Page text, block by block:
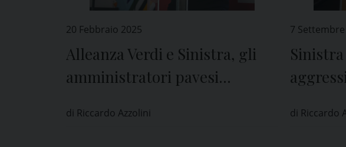
20 Febbraio 2025
Alleanza Verdi e Sinistra, gli
amministratori pavesi
di Riccardo Azzolini
7
di Riccardo